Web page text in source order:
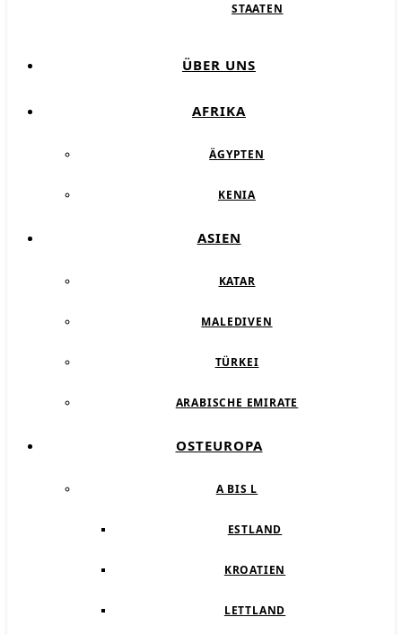
STAATEN
ÜBER UNS
AFRIKA
ÄGYPTEN
KENIA
ASIEN
KATAR
MALEDIVEN
TÜRKEI
ARABISCHE EMIRATE
OSTEUROPA
A BIS L
ESTLAND
KROATIEN
LETTLAND